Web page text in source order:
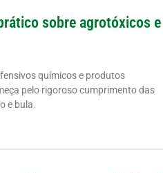
sobre agrotóxicos e
químicos e produtos
pelo rigoroso cumprimento das
e bula.